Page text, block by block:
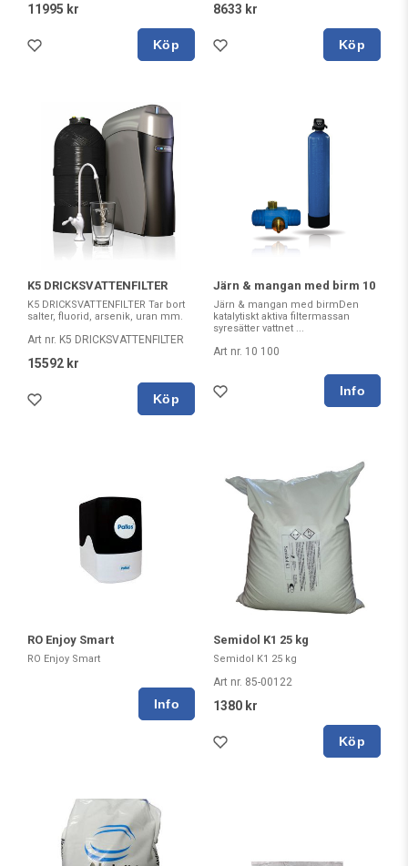
11995 kr
Köp
8633 kr
Köp
K5 DRICKSVATTENFILTER
K5 DRICKSVATTENFILTER Tar bort
salter, fluorid, arsenik, uran mm.
Art nr. K5 DRICKSVATTENFILTER
15592 kr
Köp
Järn & mangan med birm 10
Järn & mangan med birmDen
katalytiskt aktiva filtermassan
syresätter vattnet ...
Art nr. 10 100
RO Enjoy Smart
RO Enjoy Smart
Semidol K1 25 kg
Semidol K1 25 kg
Art nr. 85-00122
1380 kr
Köp